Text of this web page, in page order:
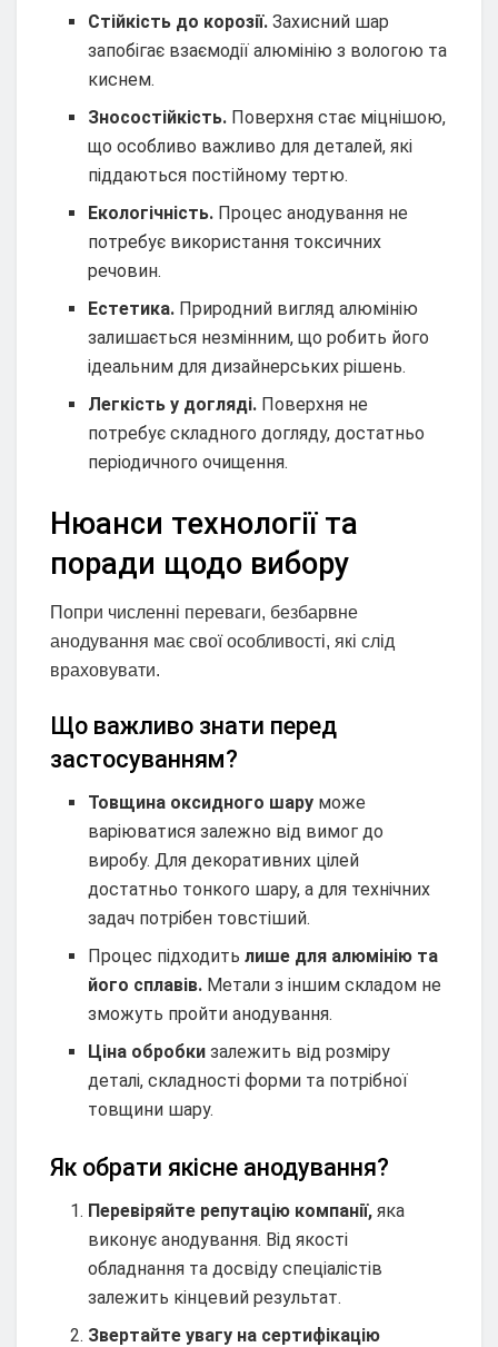
Стійкість до корозії. Захисний шар
запобігає взаємодії алюмінію з вологою та
киснем.
Зносостійкість. Поверхня стає міцнішою,
що особливо важливо для деталей, які
піддаються постійному тертю.
Екологічність. Процес анодування не
потребує використання токсичних
речовин.
Естетика. Природний вигляд алюмінію
залишається незмінним, що робить його
ідеальним для дизайнерських рішень.
Легкість у догляді. Поверхня не
потребує складного догляду, достатньо
періодичного очищення.
Нюанси технології та
поради щодо вибору
Попри численні переваги, безбарвне
анодування має свої особливості, які слід
враховувати.
Що важливо знати перед
застосуванням?
Товщина оксидного шару може
варіюватися залежно від вимог до
виробу. Для декоративних цілей
достатньо тонкого шару, а для технічних
задач потрібен товстіший.
Процес підходитьлише для алюмінію та
його сплавів. Метали з іншим складом не
зможуть пройти анодування.
Ціна обробки залежить від розміру
деталі, складності форми та потрібної
товщини шару.
Як обрати якісне анодування?
Перевіряйте репутацію компанії, яка
виконує анодування. Від якості
обладнання та досвіду спеціалістів
залежить кінцевий результат.
Звертайте увагу на сертифікацію